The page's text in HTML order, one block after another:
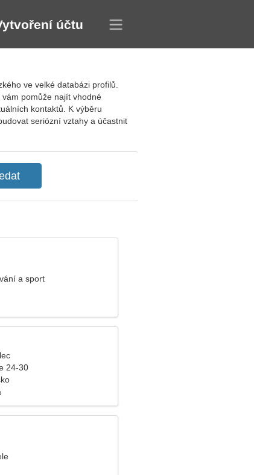
účtu
ve velké databázi profilů.
pomůže najít vhodné
kontaktů. K výběru
seriózní vztahy a účastnit
a sport
24-30